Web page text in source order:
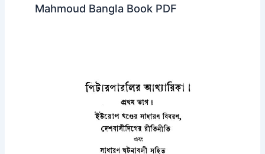
Mahmoud Bangla Book PDF